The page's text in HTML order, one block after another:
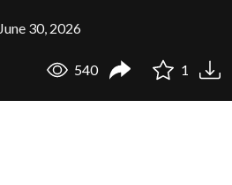
June 30, 2026
540 1